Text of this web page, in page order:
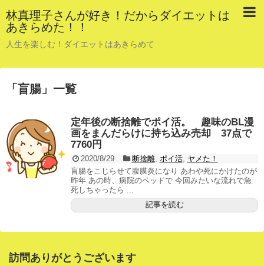
林真理子さんが好き！だからダイエットは
あきらめた！！
人生を楽しむ！ダイエットはあきらめて
「 盲腸」 一覧
定年後の断捨離でポイ活。 趣味のBL漫
画をまんだらけに持ち込み売却 37点で
7760円
2020/8/29 断捨離, ポイ活, ヤメた！
盲腸をこじらせて腹膜炎になり あわや死にかけたのが
昨年 あの時、病院のベッドで 今回みたいな流れで急
死しちゃったら ...
記事を読む
訪問ありがとうございます